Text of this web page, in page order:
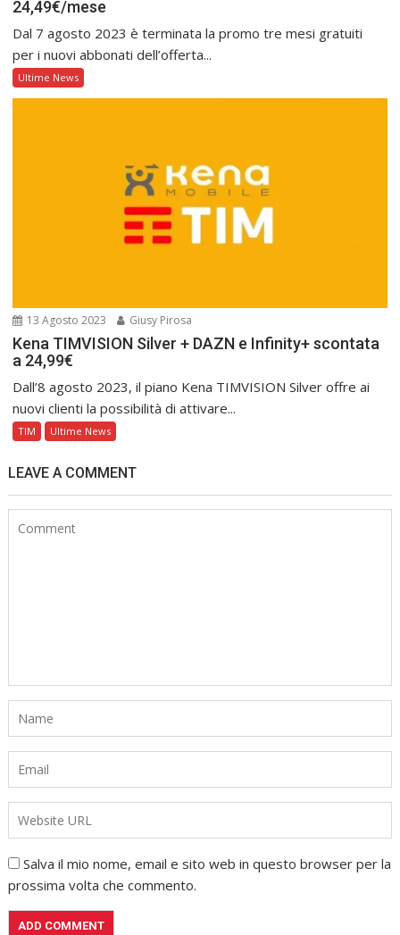
24,49€/mese
Dal 7 agosto 2023 è terminata la promo tre mesi gratuiti
per i nuovi abbonati dell’offerta...
Ultime News
13 Agosto 2023 Giusy Pirosa
Kena TIMVISION Silver + DAZN e Infinity+ scontata
a 24,99€
Dall’8 agosto 2023, il piano Kena TIMVISION Silver offre ai
nuovi clienti la possibilità di attivare...
TIM Ultime News
LEAVE A COMMENT
Salva il mio nome, email e sito web in questo browser per la
prossima volta che commento.